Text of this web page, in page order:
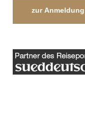
zur Anmeldung